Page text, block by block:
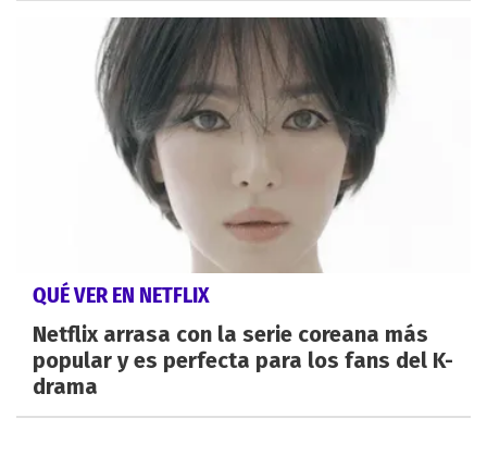
QUÉ VER EN NETFLIX
Netflix arrasa con la serie coreana más
popular y es perfecta para los fans del K-
drama